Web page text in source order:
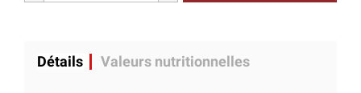
Détails Valeurs nutritionnelles